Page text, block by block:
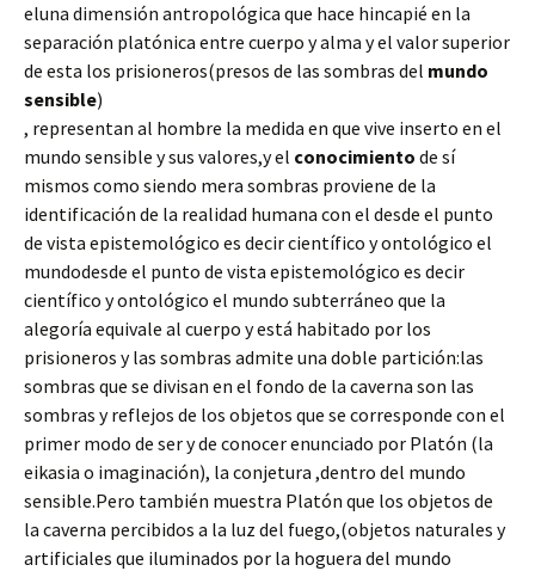
eluna dimensión antropológica que hace hincapié en la
separación platónica entre cuerpo y alma y el valor superior
de esta los prisioneros(presos de las sombras del mundo
sensible)
, representan al hombre la medida en que vive inserto en el
mundo sensible y sus valores,y el conocimiento de sí
mismos como siendo mera sombras proviene de la
identificación de la realidad humana con el desde el punto
de vista epistemológico es decir científico y ontológico el
mundodesde el punto de vista epistemológico es decir
científico y ontológico el mundo subterráneo que la
alegoría equivale al cuerpo y está habitado por los
prisioneros y las sombras admite una doble partición:las
sombras que se divisan en el fondo de la caverna son las
sombras y reflejos de los objetos que se corresponde con el
primer modo de ser y de conocer enunciado por Platón (la
eikasia o imaginación), la conjetura ,dentro del mundo
sensible.Pero también muestra Platón que los objetos de
la caverna percibidos a la luz del fuego,(objetos naturales y
artificiales que iluminados por la hoguera del mundo